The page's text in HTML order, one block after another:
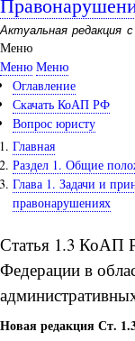
Актуальная редакция
Меню
Меню Меню
Оглавление
Скачать КоАП РФ
Вопрос юристу
Главная
Раздел 1. Общие
Глава 1. Задачи и
правонарушениях
Статья 1.3 КоАП
Федерации в
Новая редакция Ст.